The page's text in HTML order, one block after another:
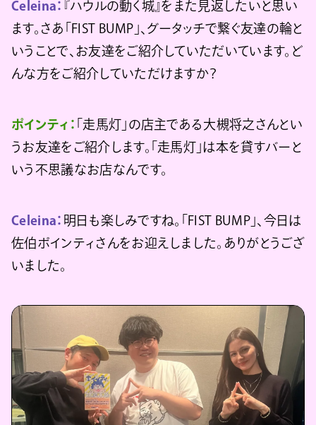
Celeina： 『ハウルの動く城』をまた見返したいと思い
ます。さあ「FIST BUMP」、グータッチで繋ぐ友達の輪と
いうことで、お友達をご紹介していただいています。ど
んな方をご紹介していただけますか？
ポインティ：
「走馬灯」の店主である大槻将之さんとい
うお友達をご紹介します。「走馬灯」は本を貸すバーと
いう不思議なお店なんです。
Celeina： 明日も楽しみですね。「FIST BUMP」、今日は
佐伯ポインティさんをお迎えしました。ありがとうござ
いました。